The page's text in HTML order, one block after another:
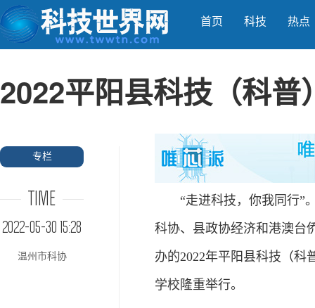
首页 科技 热点
2022平阳县科技（科普
专栏
TIME
2022-05-30 15:28
温州市科协
“走进科技，你我同行”。
科协、县政协经济和港澳台
办的2022年平阳县科技（科
学校隆重举行。